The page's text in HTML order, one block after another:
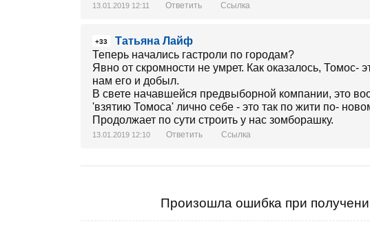
13.01.2019 12:11 Ответить Ссылка
+33
Татьяна Лайф
Теперь начались гастроли по городам?
Явно от скромности не умрет. Как оказалось, Томос-
нам его и добыл.
В свете начавшейся предвыборной компании, это
'взятию Томоса' лично себе - это так по жити по-
Продолжает по сути строить у нас зомборашку.
13.01.2019 12:10 Ответить Ссылка
Произошла ошибка при